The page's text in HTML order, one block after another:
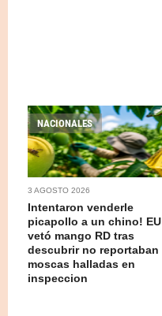
NACIONALES
3 AGOSTO 2026
Intentaron venderle
picapollo a un chino! EU
vetó mango RD tras
descubrir no reportaban
moscas halladas en
inspeccion